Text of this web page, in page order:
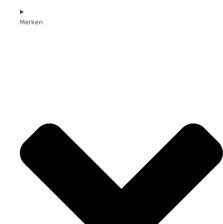
Merken